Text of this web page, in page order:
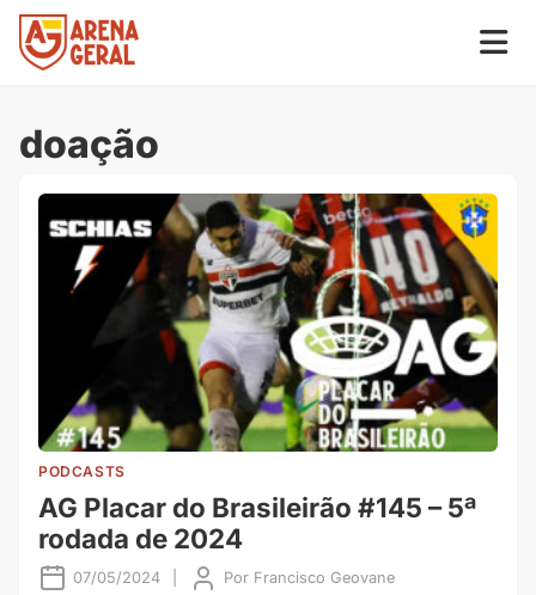
doação
PODCASTS
AG Placar do Brasileirão #145 – 5ª
rodada de 2024
07/05/2024 Por Francisco Geovane